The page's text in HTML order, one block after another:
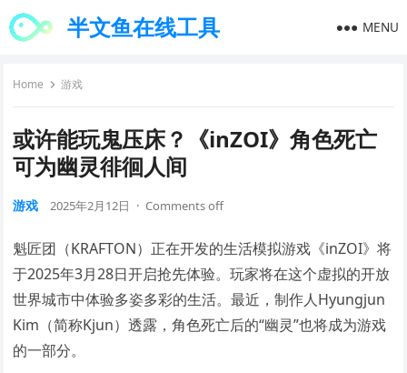
半文鱼在线工具 MENU
Home 游戏
或许能玩鬼压床？《inZOI》角色死亡
可为幽灵徘徊人间
游戏 2025年2月12日 · Comments off
魁匠团（KRAFTON）正在开发的生活模拟游戏《inZOI》将
于2025年3月28日开启抢先体验。玩家将在这个虚拟的开放
世界城市中体验多姿多彩的生活。最近，制作人Hyungjun
Kim（简称Kjun）透露，角色死亡后的“幽灵”也将成为游戏
的一部分。